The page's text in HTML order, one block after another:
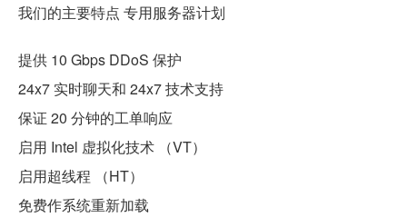
我们的主要特点 专用服务器计划
提供 10 Gbps DDoS 保护
24x7 实时聊天和 24x7 技术支持
保证 20 分钟的工单响应
启用 Intel 虚拟化技术 （VT）
启用超线程 （HT）
免费作系统重新加载